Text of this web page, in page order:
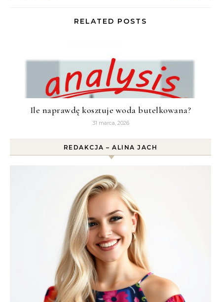
RELATED POSTS
Ile naprawdę kosztuje woda butelkowana?
31 marca, 2026
REDAKCJA – ALINA JACH